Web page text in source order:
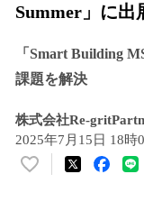
Summer」に出
「Smart Building
課題を解決
株式会社Re-
2025年7月15日 18時
い